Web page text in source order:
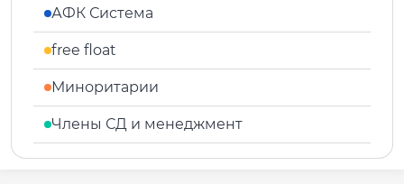
АФК Система
free float
Миноритарии
Члены СД и менеджмент